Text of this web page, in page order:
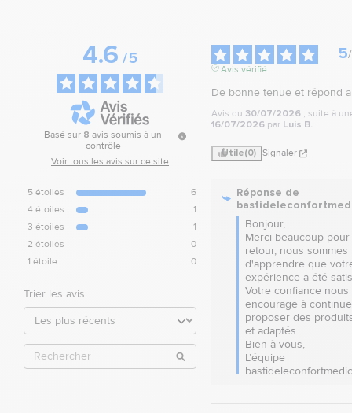
4.6/5
Basé sur 8 avis soumis à un
contrôle
Voir tous les avis sur ce site
5 étoiles
6
4 étoiles
1
3 étoiles
1
2 étoiles
0
1 étoile 0
Trier les avis
5/
Avis vérifié
De bonne tenue et répond
Avis du 30/07/2026 , suite à
16/07/2026 par Luis B.
Utile(0) Signaler
Réponse de
Bonjour,
Merci beaucoup
retour, nous sommes
d'apprendre que
expérience a été
Votre confiance nous
encourage à
proposer des
et adaptés.
Bien à vous,
L’équipe